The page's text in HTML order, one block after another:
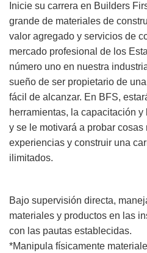
Inicie su carrera en Builders
grande de materiales de
valor agregado y servicios de
mercado profesional de los
número uno en nuestra
sueño de ser propietario de
fácil de alcanzar. En BFS,
herramientas, la capacitación
y se le motivará a probar
experiencias y construir una
ilimitados.
Bajo supervisión directa,
materiales y productos en las
con las pautas establecidas.
*Manipula físicamente